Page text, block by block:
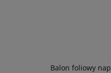
Balon foliowy